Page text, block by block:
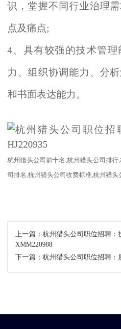
识，堂握不同行业治理
点及痛点;
4、具有较强的技术管
力、组织协调能力、分
和书面表达能力。
杭州猎头公司前十名 ,杭州猎头公司排行,
司 排名 ,杭州猎头公司收费标准,杭州猎头
上一篇： 杭州猎头公司职位招聘：
XMM220988
下一篇： 杭州猎头公司职位招聘：